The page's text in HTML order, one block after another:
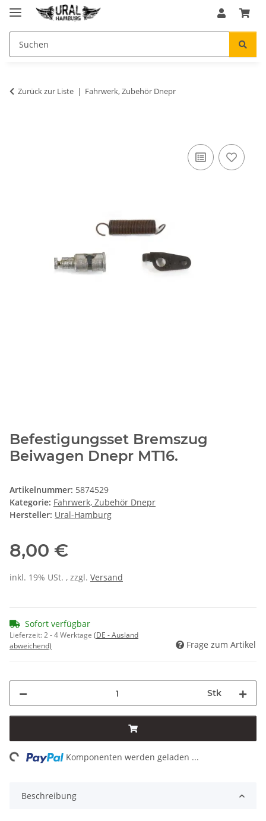
Zurück zur Liste Fahrwerk, Zubehör Dnepr
Befestigungsset Bremszug
Beiwagen Dnepr MT16.
Artikelnummer: 5874529
Kategorie: Fahrwerk, Zubehör Dnepr
Hersteller: Ural-Hamburg
8,00 €
inkl. 19% USt. , zzgl. Versand
Sofort verfügbar
Lieferzeit:2 - 4 Werktage (DE - Ausland
abweichend)
Frage zum Artikel
Stk
Komponenten werden geladen ...
Beschreibung